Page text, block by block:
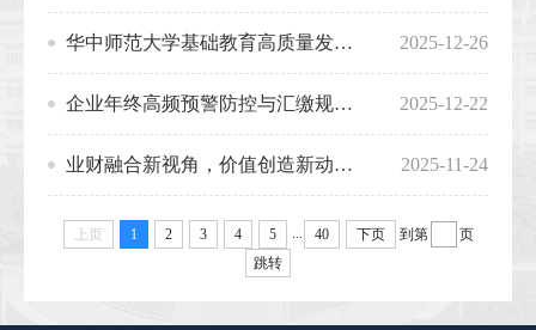
华中师范大学基础教育高质量发展论坛暨2025年基础教育合作办学工作会成功举办 2025-12-26
企业年终高频预警防控与汇缴规划破局—财务人员参加年终汇算清缴专题培训 2025-12-22
业财融合新视角，价值创造新动能——资产公司财务人员参加业财融合专题培训 2025-11-24
上页 1 2 3 4 5 40 下页 到第
页
跳转